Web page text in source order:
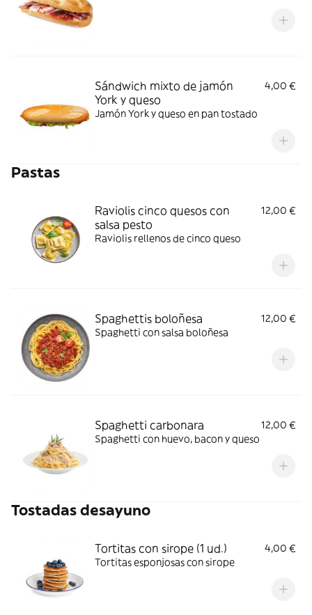
Sándwich mixto de jamón
York y queso
4,00 €
Jamón York y queso en pan tostado
Pastas
Raviolis cinco quesos con
salsa pesto
12,00 €
Raviolis rellenos de cinco queso
Spaghettis boloñesa
12,00 €
Spaghetti con salsa boloñesa
Spaghetti carbonara
12,00 €
Spaghetti con huevo, bacon y queso
Tostadas desayuno
Tortitas con sirope (1 ud.)
4,00 €
Tortitas esponjosas con sirope